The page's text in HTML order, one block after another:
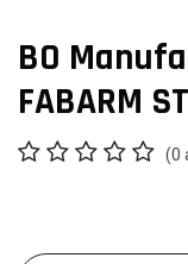
BO
FABARM
(0